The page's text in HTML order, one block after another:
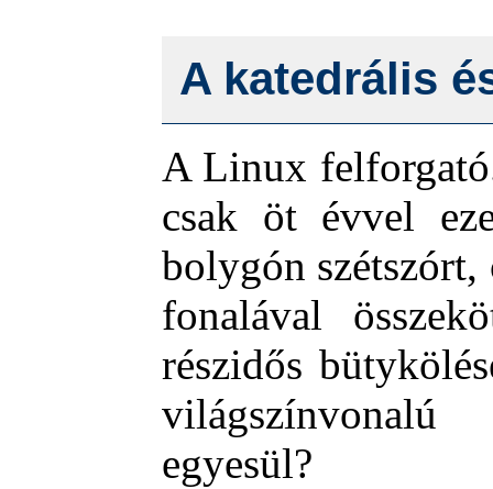
A katedrális
A Linux
csak öt évvel
bolygón
fonalával
részidős
világszínvonalú
egyesül?